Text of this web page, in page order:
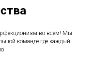
во всём! Мы
команде где каждый